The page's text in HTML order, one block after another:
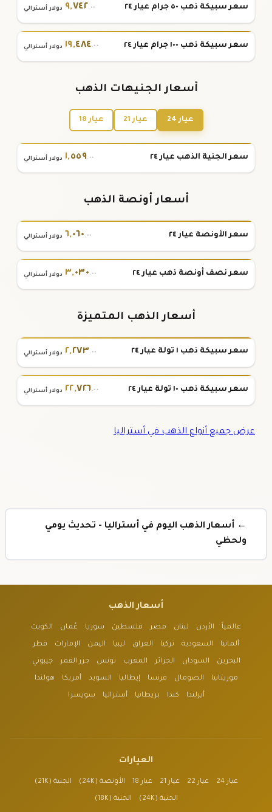
سعر سبيكة ذهب ٥٠ جرام عيار ٢٤ ٩,٧٤٢ .٠٠ دولار أسترالي
سعر سبيكة ذهب ١٠٠ جرام عيار ٢٤ ١٩,٤٨٤.٠٠ دولار أسترالي
أسعار الجنيهات الذهب
عيار 24 عيار 21 عيار 18
سعر الجنية الذهب عيار ٢٤ ١,٥٥٩.٠٠ دولار أسترالي
أسعار أونصة الذهب
سعر الأونصة عيار ٢٤ ٦,٠٦٠.٠٠ دولار أسترالي
سعر نصف أونصة ذهب عيار ٢٤ ٣,٠٣٠.٠٠ دولار أسترالي
أسعار الذهب المتميزة
سعر سبيكة ذهب ١ تولة عيار ٢٤ ٢,٢٧٣.٠٠ دولار أسترالي
سعر سبيكة ذهب ١٠ تولة عيار ٢٤ ٢٢,٧٢٦.٠٠ دولار أسترالي
عرض جميع أنواع الذهب في أستراليا
← أسعار الذهب اليوم في أستراليا - تحديث يومي
ولحظي
أسعار الذهب
عالمياً الأردن لبنان مصر فلسطين سوريا عُمان الكويت
ألمانيا السعودية تركيا العراق ليبيا اليمن الإمارات قطر
البحرين السودان الجزائر المغرب تونس جزر القمر جيبوتي
موريتانيا الصومال فرنسا إيطاليا السويد أمريكا هولندا
أيرلندا كندا بريطانيا أستراليا سويسرا
العيارات
عيار 24 عيار 22 عيار 21 عيار 18 الأونصة (24K) الجنية (21K)
الجنية (24K) الجنية (18K)